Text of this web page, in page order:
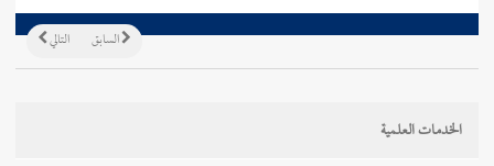
التالي السابق
الخدمات العلمية